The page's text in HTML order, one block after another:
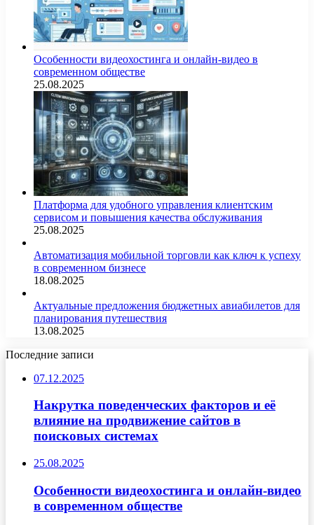
Особенности видеохостинга и онлайн-видео в
современном обществе
25.08.2025
Платформа для удобного управления клиентским
сервисом и повышения качества обслуживания
25.08.2025
Автоматизация мобильной торговли как ключ к успеху
в современном бизнесе
18.08.2025
Актуальные предложения бюджетных авиабилетов для
планирования путешествия
13.08.2025
Последние записи
07.12.2025
Накрутка поведенческих факторов и её
влияние на продвижение сайтов в
поисковых системах
25.08.2025
Особенности видеохостинга и онлайн-видео
в современном обществе